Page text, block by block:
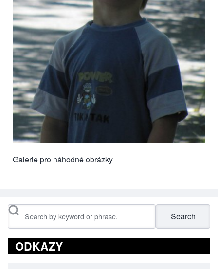
Galerie pro náhodné obrázky
Search
ODKAZY